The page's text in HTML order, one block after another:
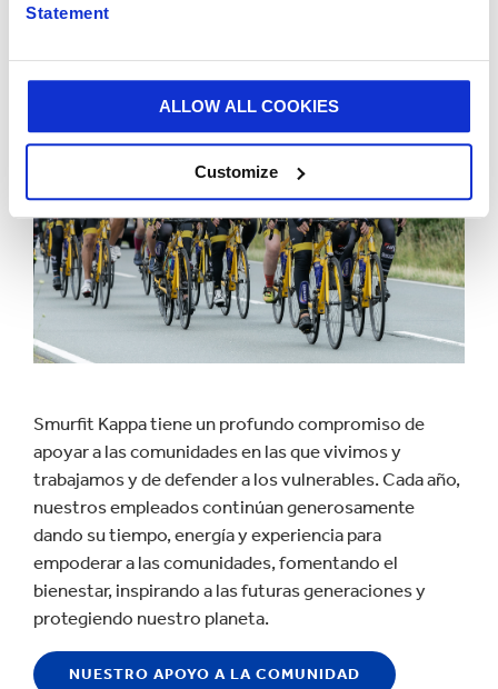
Statement
ALLOW ALL COOKIES
Customize
Smurfit Kappa tiene un profundo compromiso de
apoyar a las comunidades en las que vivimos y
trabajamos y de defender a los vulnerables. Cada año,
nuestros empleados continúan generosamente
dando su tiempo, energía y experiencia para
empoderar a las comunidades, fomentando el
bienestar, inspirando a las futuras generaciones y
protegiendo nuestro planeta.
NUESTRO APOYO A LA COMUNIDAD